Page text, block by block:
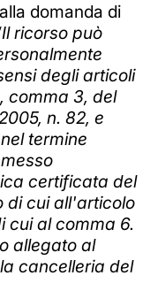
domanda di
ricorso può
degli articoli
comma 3, del
n. 82, e
termine
certificata del
di cui all'articolo
cui al comma 6.
allegato al
cancelleria del